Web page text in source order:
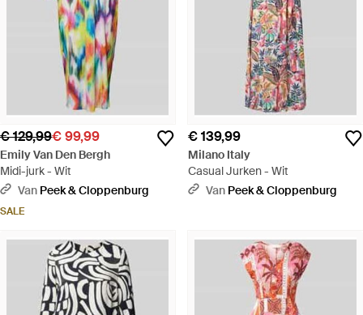
€ 129,99€ 99,99
Emily Van Den Bergh
Midi-jurk - Wit
Van Peek & Cloppenburg
SALE
€ 139,99
Milano Italy
Casual Jurken - Wit
Van Peek & Cloppenburg